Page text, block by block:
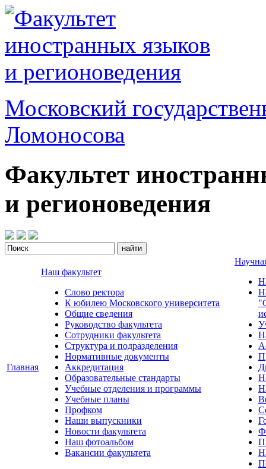
Московский
Ломоносова
Факультет
и регионоведения
Главная
Наш факультет
Слово ректора
К юбилею Московского университета
Общие сведения
Руководство факультета
Сотрудники факультета
Структура и подразделения
Нормативные документы
Аккредитация
Образовательные стандарты
Учебные отделения и программы
Учебные планы
Профком
Наши выпускники
Новости факультета
Наш фотоальбом
Вакансии факультета